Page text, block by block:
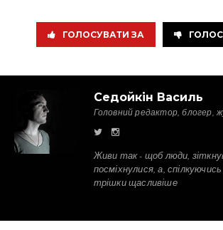
ГОЛОСУВАТИ ЗА
Седойкін Василь
Головний редактор, блогер,
Живи так - щоб люди,
посміхнулися, а,
трішки щасливіше